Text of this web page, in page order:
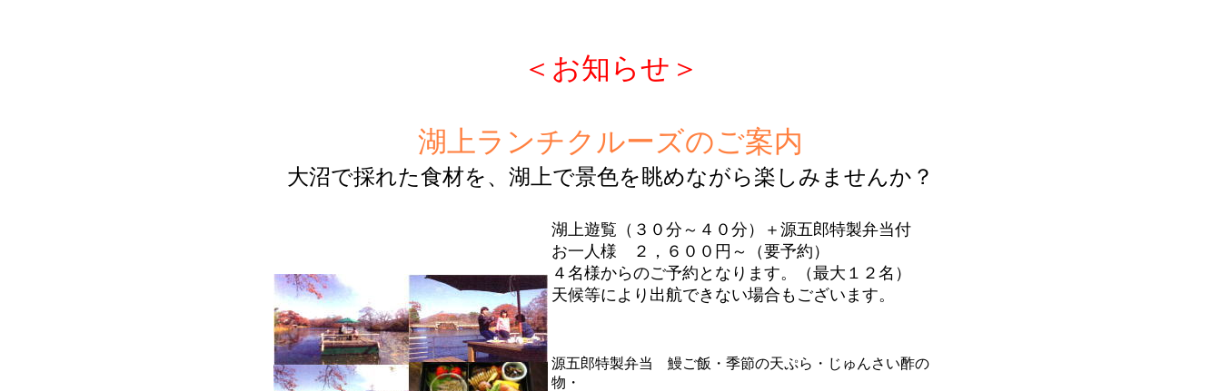
＜お知らせ＞
湖上ランチクルーズのご案内
大沼で採れた食材を、湖上で景色を眺めながら楽しみませんか？
湖上遊覧（３０分～４０分）＋源五郎特製弁当付
お一人様 ２，６００円～（要予約）
４名様からのご予約となります。（最大１２名）
天候等により出航できない場合もございます。
源五郎特製弁当 鰻ご飯・季節の天ぷら・じゅんさい酢の
物・